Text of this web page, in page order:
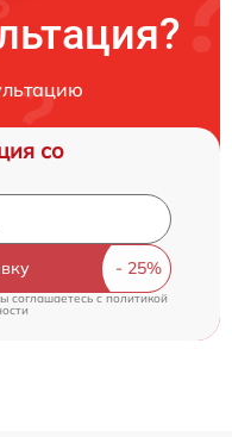
со
соглашаетесь c политикой